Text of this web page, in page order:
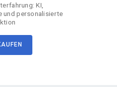
KI,
und personalisierte